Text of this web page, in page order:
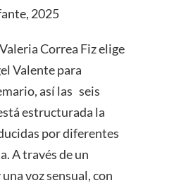
2025
Correa Fiz elige
Valente para
así las seis
estructurada la
por diferentes
A través de un
voz sensual, con